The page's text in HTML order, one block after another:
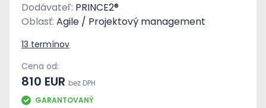
Dodávateľ: PRINCE2®
Oblasť: Agile / Projektový management
13 termínov
Cena od:
810 EUR bez DPH
GARANTOVANÝ